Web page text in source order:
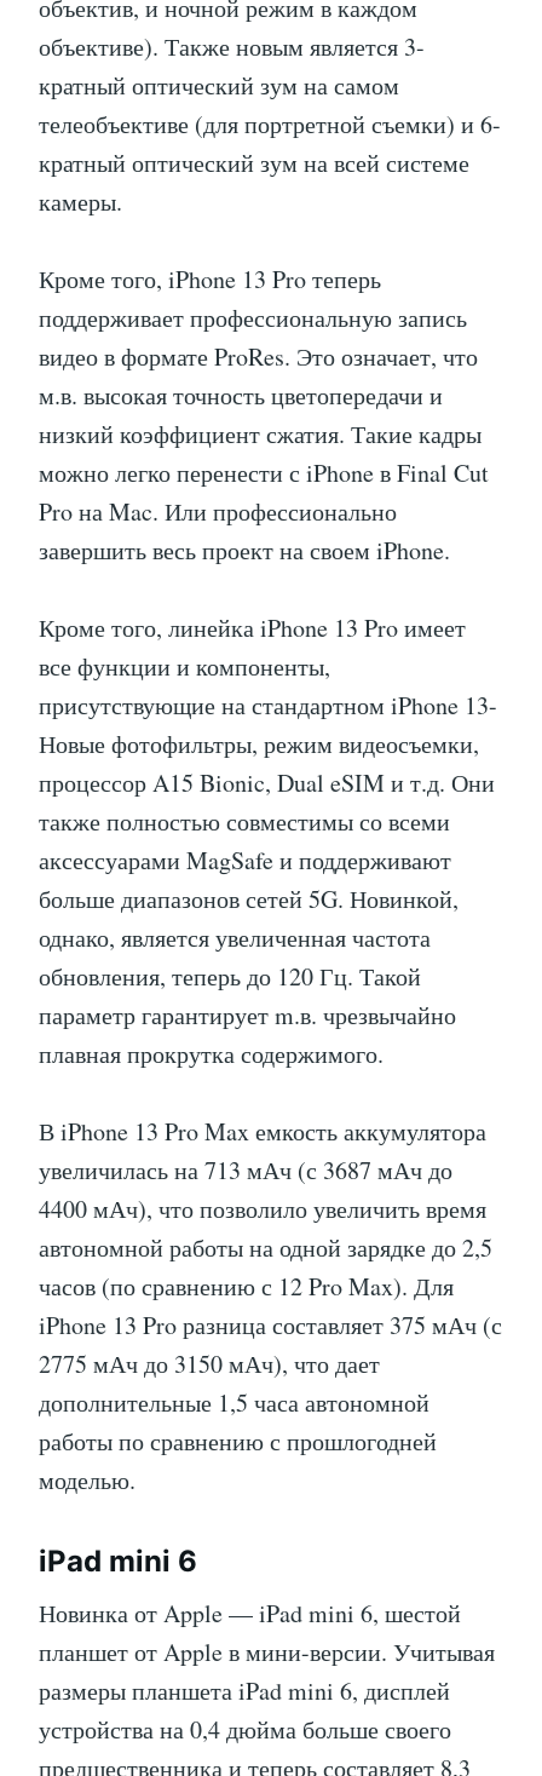
объектив, и ночной режим в каждом
объективе). Также новым является 3-
кратный оптический зум на самом
телеобъективе (для портретной съемки) и 6-
кратный оптический зум на всей системе
камеры.
Кроме того, iPhone 13 Pro теперь
поддерживает профессиональную запись
видео в формате ProRes. Это означает, что
м.в. высокая точность цветопередачи и
низкий коэффициент сжатия. Такие кадры
можно легко перенести с iPhone в Final Cut
Pro на Mac. Или профессионально
завершить весь проект на своем iPhone.
Кроме того, линейка iPhone 13 Pro имеет
все функции и компоненты,
присутствующие на стандартном iPhone 13-
Новые фотофильтры, режим видеосъемки,
процессор A15 Bionic, Dual eSIM и т.д. Они
также полностью совместимы со всеми
аксессуарами MagSafe и поддерживают
больше диапазонов сетей 5G. Новинкой,
однако, является увеличенная частота
обновления, теперь до 120 Гц. Такой
параметр гарантирует m.в. чрезвычайно
плавная прокрутка содержимого.
В iPhone 13 Pro Max емкость аккумулятора
увеличилась на 713 мАч (с 3687 мАч до
4400 мАч), что позволило увеличить время
автономной работы на одной зарядке до 2,5
часов (по сравнению с 12 Pro Max). Для
iPhone 13 Pro разница составляет 375 мАч (с
2775 мАч до 3150 мАч), что дает
дополнительные 1,5 часа автономной
работы по сравнению с прошлогодней
моделью.
iPad mini 6
Новинка от Apple — iPad mini 6, шестой
планшет от Apple в мини-версии. Учитывая
размеры планшета iPad mini 6, дисплей
устройства на 0,4 дюйма больше своего
предшественника и теперь составляет 8,3